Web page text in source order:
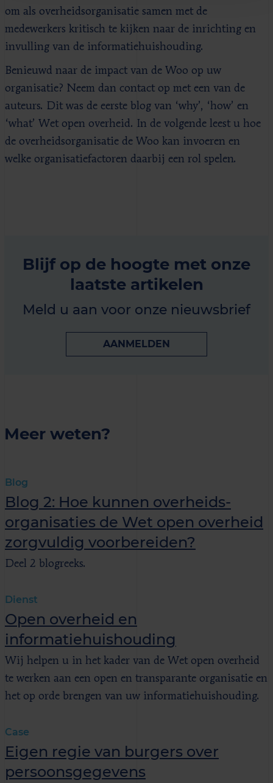
om als overheidsorganisatie samen met de
medewerkers kritisch te kijken naar de inrichting en
invulling van de informatiehuishouding.
Benieuwd naar de impact van de Woo op uw
organisatie? Neem dan contact op met een van de
auteurs. Dit was de eerste blog van ‘why’, ‘how’ en
‘what’ Wet open overheid. In de volgende leest u hoe
de overheidsorganisatie de Woo kan invoeren en
welke organisatiefactoren daarbij een rol spelen.
Blijf op de hoogte met onze
laatste artikelen
Meld u aan voor onze nieuwsbrief
AANMELDEN
Meer weten?
Blog
Blog 2: Hoe kunnen overheids­
organisaties de Wet open overheid
zorgvuldig voorbereiden?
Deel 2 blogreeks.
Dienst
Open overheid en
informatiehuishouding
Wij helpen u in het kader van de Wet open overheid
te werken aan een open en transparante organisatie en
het op orde brengen van uw informatiehuishouding.
Case
Eigen regie van burgers over
persoonsgegevens